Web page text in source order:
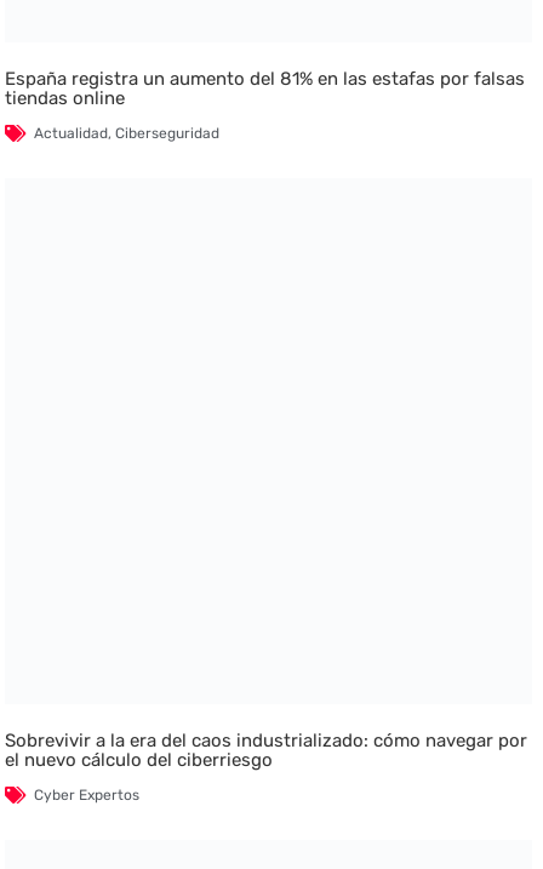
España registra un aumento del 81% en las estafas por falsas
tiendas online
Actualidad,Ciberseguridad
Sobrevivir a la era del caos industrializado: cómo navegar por
el nuevo cálculo del ciberriesgo
Cyber Expertos